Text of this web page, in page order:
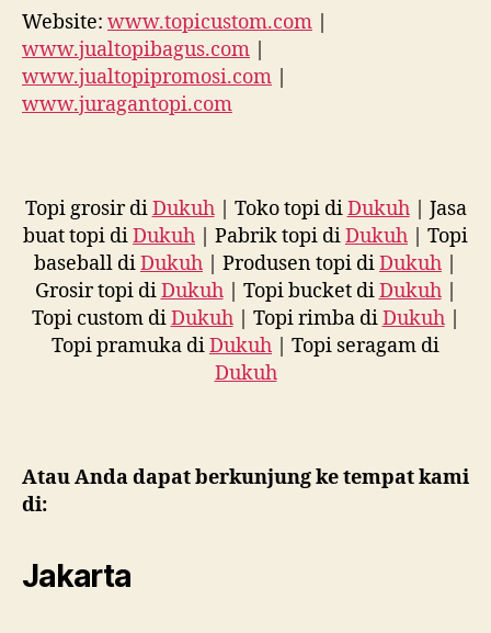
Website: www.topicustom.com
www.jualtopibagus.com
www.jualtopipromosi.com
www.juragantopi.com
Topi grosir diDukuh| Toko topi diDukuh| Jasa
buat topi diDukuh | Pabrik topi diDukuh | Topi
baseball diDukuh | Produsen topi diDukuh
Grosir topi diDukuh| Topi bucket diDukuh|
Topi custom diDukuh| Topi rimba diDukuh|
Topi pramuka diDukuh | Topi seragam di
Dukuh
Atau Anda dapat berkunjung ke tempat kami
di:
Jakarta